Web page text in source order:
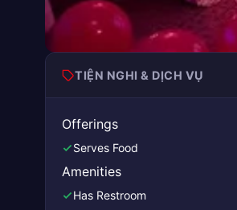
TIỆN NGHI & DỊCH VỤ
Offerings
Serves Food
Amenities
Has Restroom